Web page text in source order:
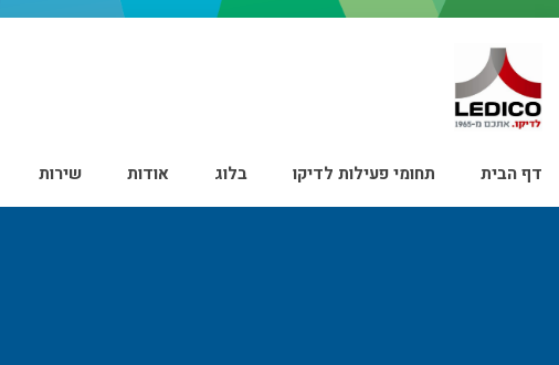
דף הבית תחומי פעילות לדיקו בלוג אודות שירות